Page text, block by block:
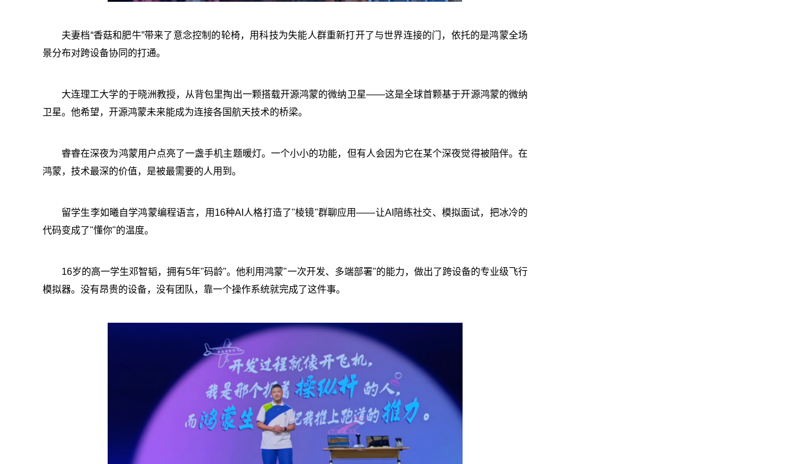
夫妻档“香菇和肥牛”带来了意念控制的轮椅，用科技为失能人群重新打开了与世界连接的门，依托的是鸿蒙全场
景分布对跨设备协同的打通。
大连理工大学的于晓洲教授，从背包里掏出一颗搭载开源鸿蒙的微纳卫星——这是全球首颗基于开源鸿蒙的微纳
卫星。他希望，开源鸿蒙未来能成为连接各国航天技术的桥梁。
睿睿在深夜为鸿蒙用户点亮了一盏手机主题暖灯。一个小小的功能，但有人会因为它在某个深夜觉得被陪伴。在
鸿蒙，技术最深的价值，是被最需要的人用到。
留学生李如曦自学鸿蒙编程语言，用16种AI人格打造了"棱镜"群聊应用——让AI陪练社交、模拟面试，把冰冷的
代码变成了"懂你"的温度。
16岁的高一学生邓智韬，拥有5年"码龄"。他利用鸿蒙"一次开发、多端部署"的能力，做出了跨设备的专业级飞行
模拟器。没有昂贵的设备，没有团队，靠一个操作系统就完成了这件事。